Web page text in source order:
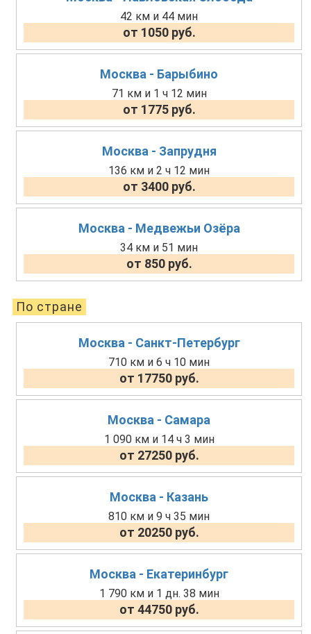
42 км и 44 мин
от 1050 руб.
Москва - Барыбино
71 км и 1 ч 12 мин
от 1775 руб.
Москва - Запрудня
136 км и 2 ч 12 мин
от 3400 руб.
Москва - Медвежьи Озёра
34 км и 51 мин
от 850 руб.
По стране
Москва - Санкт-Петербург
710 км и 6 ч 10 мин
от 17750 руб.
Москва - Самара
1 090 км и 14 ч 3 мин
от 27250 руб.
Москва - Казань
810 км и 9 ч 35 мин
от 20250 руб.
Москва - Екатеринбург
1 790 км и 1 дн. 38 мин
от 44750 руб.